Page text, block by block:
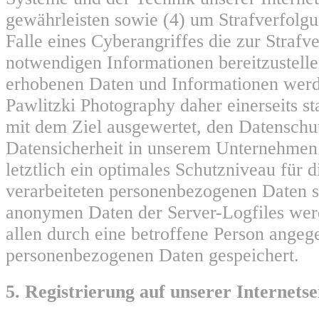
gewährleisten sowie (4) um
Falle eines Cyberangriffes die zur
notwendigen Informationen
erhobenen Daten und Informationen
Pawlitzki Photography daher einerseits
mit dem Ziel ausgewertet, den
Datensicherheit in unserem
letztlich ein optimales Schutzniveau für
verarbeiteten personenbezogenen Daten
anonymen Daten der Server-Logfiles
allen durch eine betroffene Person
personenbezogenen Daten gespeichert.
5. Registrierung auf unserer